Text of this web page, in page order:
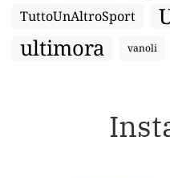
TuttoUnAltroSport
ultimora vanoli